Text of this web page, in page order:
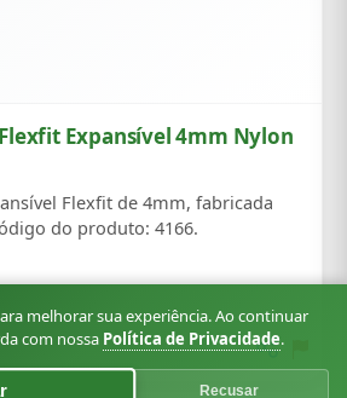
Expansível 4mm Nylon
Flexfit de 4mm, fabricada
do produto: 4166.
melhorar sua experiência. Ao continuar
com nossa Política de Privacidade.
Recusar